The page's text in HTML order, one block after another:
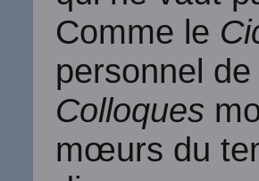
Comme le
personnel
Colloques
mœurs du